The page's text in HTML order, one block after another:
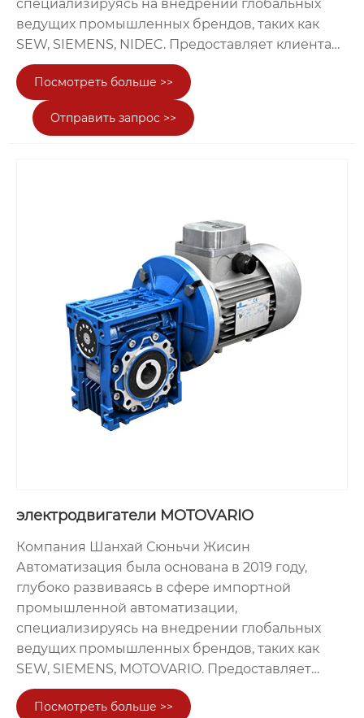
специализируясь на внедрении глобальных
ведущих промышленных брендов, таких как
SEW, SIEMENS, NIDEC. Предоставляет клиентам
из отраслей интеллектуального производства,
шахтерства и металлургии, портовой логистики
и других сфер комплексные
высококачественные услуги: консультацию по
электродвигателей, с ключевыми аспектами:
сверхвысокая точность 23 бит, пиковая
плотность крутящего момента в 3 раза,
устойчивость к окружающим условиям IP65 и
интеллектуальное энергосбережение,
благодаря полному ассортименту и широкой
адаптивности, стали ядреным энергетическим
двигателем для точного и эффективного
производства в различных отраслях!
Посмотреть больше >>
Отправить запрос >>
электродвигатели MOTOVARIO
Компания Шанхай Сюньчи Жисин
Автоматизация была основана в 2019 году,
глубоко развиваясь в сфере импортной
промышленной автоматизации,
специализируясь на внедрении глобальных
ведущих промышленных брендов, таких как
SEW, SIEMENS, MOTOVARIO. Предоставляет
клиентам из отраслей интеллектуального
производства, шахтерства и металлургии,
Посмотреть больше >>